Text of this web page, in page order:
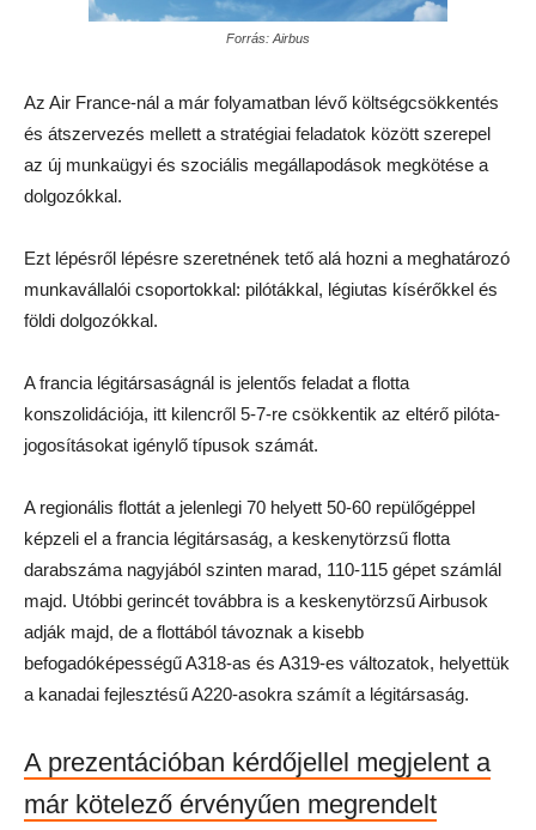
Forrás: Airbus
Az Air France-nál a már folyamatban lévő költségcsökkentés
és átszervezés mellett a stratégiai feladatok között szerepel
az új munkaügyi és szociális megállapodások megkötése a
dolgozókkal.
Ezt lépésről lépésre szeretnének tető alá hozni a meghatározó
munkavállalói csoportokkal: pilótákkal, légiutas kísérőkkel és
földi dolgozókkal.
A francia légitársaságnál is jelentős feladat a flotta
konszolidációja, itt kilencről 5-7-re csökkentik az eltérő pilóta-
jogosításokat igénylő típusok számát.
A regionális flottát a jelenlegi 70 helyett 50-60 repülőgéppel
képzeli el a francia légitársaság, a keskenytörzsű flotta
darabszáma nagyjából szinten marad, 110-115 gépet számlál
majd. Utóbbi gerincét továbbra is a keskenytörzsű Airbusok
adják majd, de a flottából távoznak a kisebb
befogadóképességű A318-as és A319-es változatok, helyettük
a kanadai fejlesztésű A220-asokra számít a légitársaság.
A prezentációban kérdőjellel megjelent a
már kötelező érvényűen megrendelt